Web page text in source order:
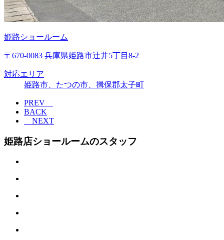
姫路ショールーム
〒670-0083 兵庫県姫路市辻井5丁目8-2
対応エリア
姫路市、たつの市、揖保郡太子町
PREV
BACK
NEXT
姫路店ショールームのスタッフ